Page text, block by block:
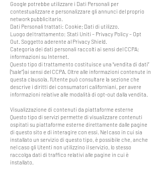
Google potrebbe utilizzare i Dati Personali per
contestualizzare e personalizzare gli annunci del proprio
network pubblicitario.
Dati Personali trattati: Cookie; Dati di utilizzo.
Luogo del trattamento: Stati Uniti – Privacy Policy – Opt
Out. Soggetto aderente al Privacy Shield.
Categoria dei dati personali raccolti ai sensi del CCPA:
informazioni su Internet.
Questo tipo di trattamento costituisce una “vendita di dati”
(“sale”) ai sensi del CCPA. Oltre alle informazioni contenute in
questa clausola, l’Utente può consultare la sezione che
descrive i diritti dei consumatori californiani, per avere
informazioni relative alle modalità di opt-out dalla vendita.
Visualizzazione di contenuti da piattaforme esterne
Questo tipo di servizi permette di visualizzare contenuti
ospitati su piattaforme esterne direttamente dalle pagine
di questo sito e di interagire con essi. Nel caso in cui sia
installato un servizio di questo tipo, è possibile che, anche
nel caso gli Utenti non utilizzino il servizio, lo stesso
raccolga dati di traffico relativi alle pagine in cui è
installato.